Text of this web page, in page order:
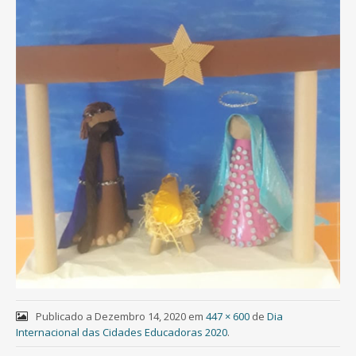
Publicado a Dezembro 14, 2020em 447 × 600de Dia
Internacional das Cidades Educadoras 2020.